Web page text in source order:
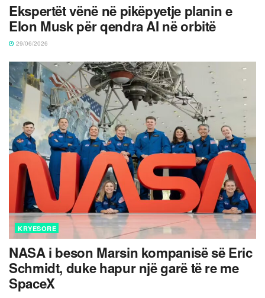
Ekspertët vënë në pikëpyetje planin e
Elon Musk për qendra AI në orbitë
29/06/2026
KRYESORE
NASA i beson Marsin kompanisë së Eric
Schmidt, duke hapur një garë të re me
SpaceX